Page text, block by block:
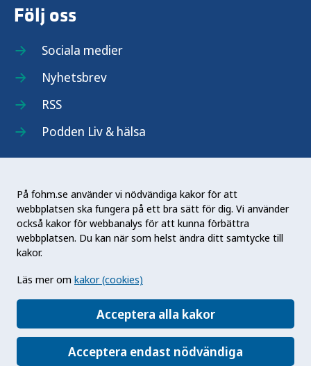
På fohm.se använder vi nödvändiga kakor för att
webbplatsen ska fungera på ett bra sätt för dig. Vi använder
också kakor för webbanalys för att kunna förbättra
webbplatsen. Du kan när som helst ändra ditt samtycke till
kakor.
Läs mer om kakor (cookies)
Acceptera alla kakor
Acceptera endast nödvändiga
Följ oss
Sociala medier
Nyhetsbrev
RSS
Podden Liv & hälsa
Folkhälsomyndigheten (Fohm) är en nationell
kunskapsmyndighet som arbetar för en bättre
folkhälsa. Det gör myndigheten genom att
främja hälsa, förebygga ohälsa och skydda mot
hälsohot. Vår vision är en folkhälsa som stärker
samhällets utveckling.